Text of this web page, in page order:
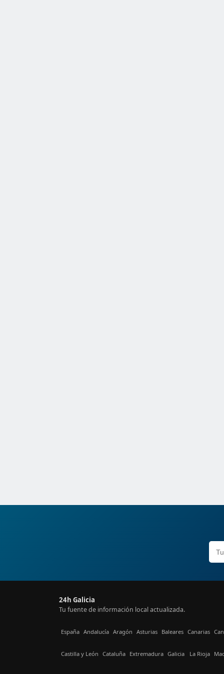
24h Galicia
Tu fuente de información local actualizada.
España Andalucía Aragón Asturias Baleares Canarias
Castilla y León Cataluña Extremadura Galicia La Rioja